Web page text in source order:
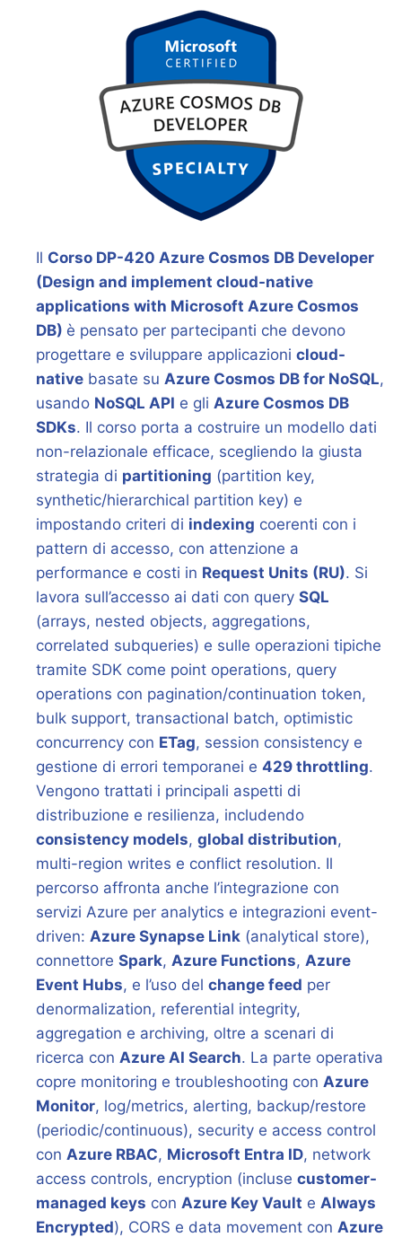
Il Corso DP-420 Azure Cosmos DB Developer
(Design and implement cloud-native
applications with Microsoft Azure Cosmos
DB) è pensato per partecipanti che devono
progettare e sviluppare applicazioni cloud-
native basate su Azure Cosmos DB for NoSQL,
usando NoSQL API e gli Azure Cosmos DB
SDKs. Il corso porta a costruire un modello dati
non-relazionale efficace, scegliendo la giusta
strategia di partitioning (partition key,
synthetic/hierarchical partition key) e
impostando criteri di indexing coerenti con i
pattern di accesso, con attenzione a
performance e costi in Request Units (RU). Si
lavora sull’accesso ai dati con query SQL
(arrays, nested objects, aggregations,
correlated subqueries) e sulle operazioni tipiche
tramite SDK come point operations, query
operations con pagination/continuation token,
bulk support, transactional batch, optimistic
concurrency con ETag, session consistency e
gestione di errori temporanei e 429 throttling.
Vengono trattati i principali aspetti di
distribuzione e resilienza, includendo
consistency models, global distribution,
multi-region writes e conflict resolution. Il
percorso affronta anche l’integrazione con
servizi Azure per analytics e integrazioni event-
driven: Azure Synapse Link (analytical store),
connettore Spark, Azure Functions, Azure
Event Hubs, e l’uso del change feed per
denormalization, referential integrity,
aggregation e archiving, oltre a scenari di
ricerca con Azure AI Search. La parte operativa
copre monitoring e troubleshooting con Azure
Monitor, log/metrics, alerting, backup/restore
(periodic/continuous), security e access control
con Azure RBAC, Microsoft Entra ID, network
access controls, encryption (incluse customer-
managed keys con Azure Key Vault e Always
Encrypted), CORS e data movement con Azure